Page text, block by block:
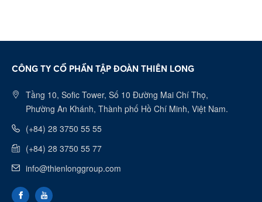
CÔNG TY CỔ PHẦN TẬP ĐOÀN THIÊN LONG
Tầng 10, Sofic Tower, Số 10 Đường Mai Chí Thọ,
Phường An Khánh, Thành phố Hồ Chí Minh, Việt Nam.
(+84) 28 3750 55 55
(+84) 28 3750 55 77
info@thienlonggroup.com